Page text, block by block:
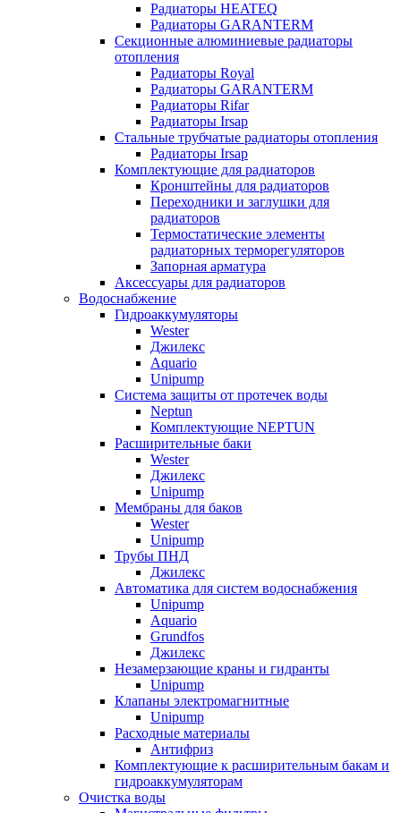
Радиаторы HEATEQ
Радиаторы GARANTERM
Секционные алюминиевые радиаторы
отопления
Радиаторы Royal
Радиаторы GARANTERM
Радиаторы Rifar
Радиаторы Irsap
Стальные трубчатые радиаторы отопления
Радиаторы Irsap
Комплектующие для радиаторов
Кронштейны для радиаторов
Переходники и заглушки для
радиаторов
Термостатические элементы
радиаторных терморегуляторов
Запорная арматура
Аксессуары для радиаторов
Водоснабжение
Гидроаккумуляторы
Wester
Джилекс
Aquario
Unipump
Система защиты от протечек воды
Neptun
Комплектующие NEPTUN
Расширительные баки
Wester
Джилекс
Unipump
Мембраны для баков
Wester
Unipump
Трубы ПНД
Джилекс
Автоматика для систем водоснабжения
Unipump
Aquario
Grundfos
Джилекс
Незамерзающие краны и гидранты
Unipump
Клапаны электромагнитные
Unipump
Расходные материалы
Антифриз
Комплектующие к расширительным бакам и
гидроаккумуляторам
Очистка воды